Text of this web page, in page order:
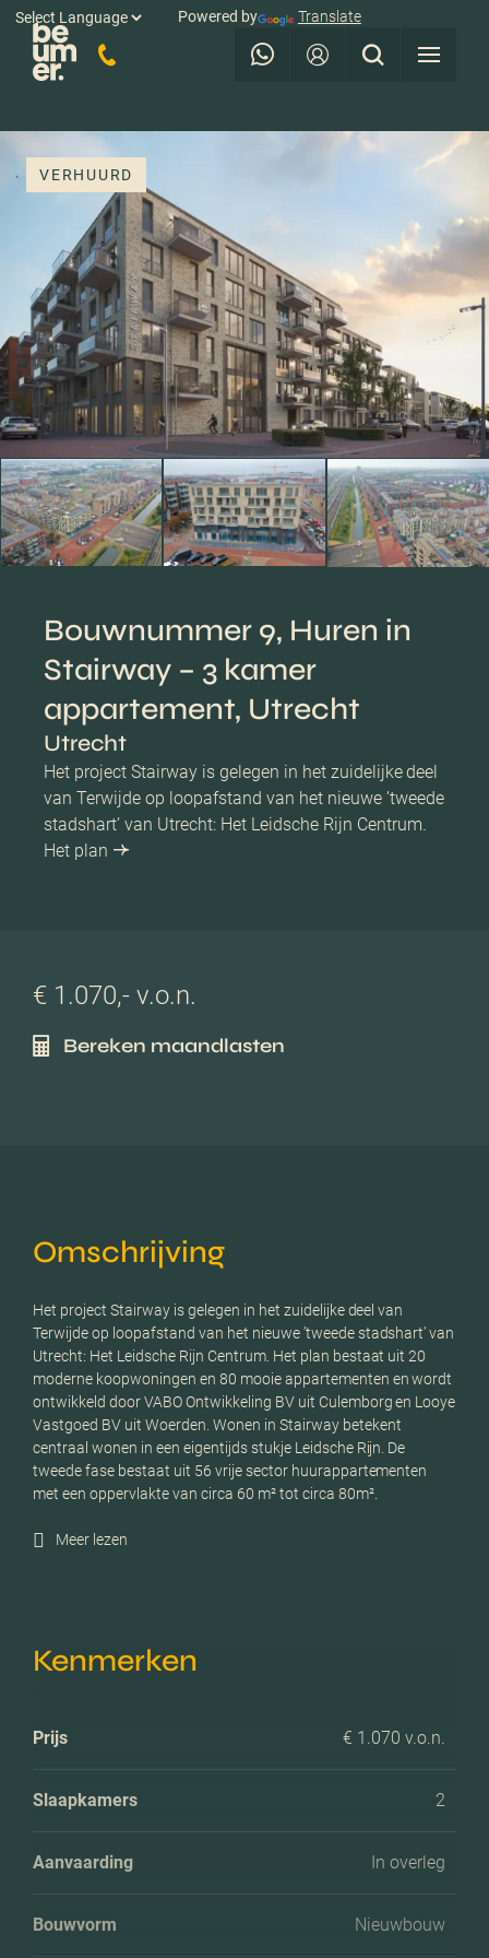
Powered by Translate
VERHUURD
Bouwnummer 9, Huren in
Stairway – 3 kamer
appartement, Utrecht
Utrecht
Het project Stairway is gelegen in het zuidelijke deel
van Terwijde op loopafstand van het nieuwe ’tweede
stadshart’ van Utrecht: Het Leidsche Rijn Centrum.
Het plan
€ 1.070,- v.o.n.
Bereken maandlasten
Omschrijving
Het project Stairway is gelegen in het zuidelijke deel van
Terwijde op loopafstand van het nieuwe ’tweede stadshart’ van
Utrecht: Het Leidsche Rijn Centrum. Het plan bestaat uit 20
moderne koopwoningen en 80 mooie appartementen en wordt
ontwikkeld door VABO Ontwikkeling BV uit Culemborg en Looye
Vastgoed BV uit Woerden. Wonen in Stairway betekent
centraal wonen in een eigentijds stukje Leidsche Rijn. De
tweede fase bestaat uit 56 vrije sector huurappartementen
met een oppervlakte van circa 60 m² tot circa 80m².
Meer lezen
Kenmerken
Prijs € 1.070 v.o.n.
Slaapkamers 2
Aanvaarding In overleg
Bouwvorm Nieuwbouw